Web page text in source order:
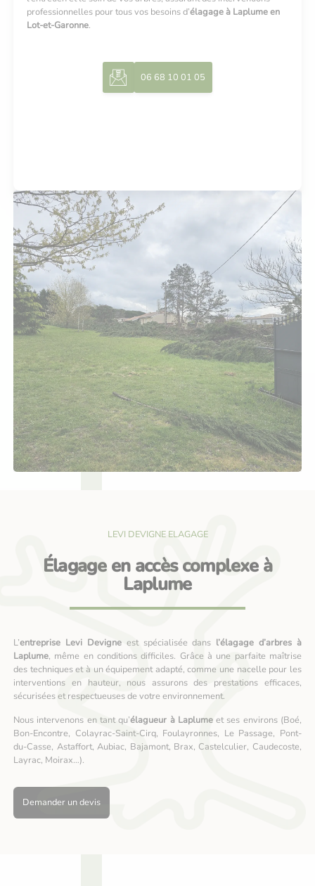
professionnelles pour tous vos besoins d’élagage à Laplume en
Lot-et-Garonne.
06 68 10 01 05
LEVI DEVIGNE ELAGAGE
Élagage en accès complexe à
Laplume
L’entreprise Levi Devigneest spécialisée dans l’élagage d’arbres à
Laplume, même en conditions difficiles. Grâce à une parfaite maîtrise
des techniques et à un équipement adapté, comme une nacelle pour les
interventions en hauteur, nous assurons des prestations efficaces,
sécurisées et respectueuses de votre environnement.
Nous intervenons en tant qu’élagueur à Laplumeet ses environs (Boé,
Bon-Encontre, Colayrac-Saint-Cirq, Foulayronnes, Le Passage, Pont-
du-Casse, Astaffort, Aubiac, Bajamont, Brax, Castelculier, Caudecoste,
Layrac, Moirax…).
Demander un devis